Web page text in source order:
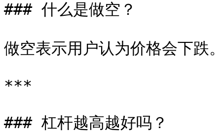
### 什么是做空？
做空表示用户认为价格会下跌
***
### 杠杆越高越好吗？